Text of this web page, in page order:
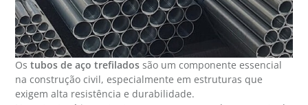
Os tubos de aço trefilados são um componente essencial
na construção civil, especialmente em estruturas que
exigem alta resistência e durabilidade.